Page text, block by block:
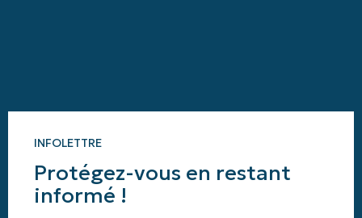
INFOLETTRE
Protégez-vous en restant
informé !